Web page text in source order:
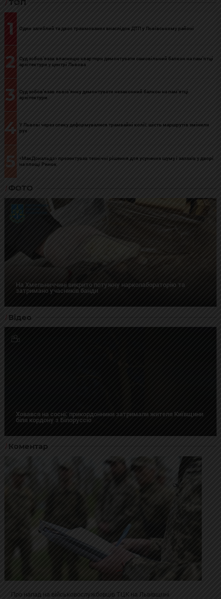
ТОП
1 Один загиблий та двоє травмованих внаслідок ДТП у Львівському районі
2
Суд зобов’язав власницю квартири демонтувати самовільний балкон на пам’ятці
архітектури у центрі Львова
3
Суд зобов’язав львів’янку демонтувати незаконний балкон на пам’ятці
архітектури
4 У Львові через спеку деформувалися трамвайні колії: шість маршрутів змінили
рух
5
«МакДональдз» презентував технічні рішення для усунення шуму і запахів у дворі
на площі Ринок
ФОТО
На Хмельниччині викрито потужну нарколабораторію та
затримано учасників банди
Відео
Ховався на сосні: прикордонники затримали жителя Київщини
біля кордону з Білоруссю
Коментар
Про напад на військовослужбовців ТЦК на Львівщині